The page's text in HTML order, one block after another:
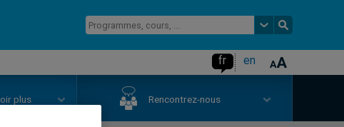
fr en
plus Rencontrez-nous